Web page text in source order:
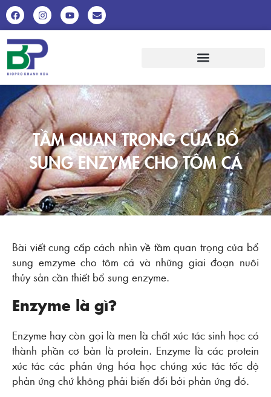
TẦM QUAN TRỌNG CỦA BỔ
SUNG ENZYME CHO TÔM CÁ
Bài viết cung cấp cách nhìn về tầm quan trọng của bổ
sung emzyme cho tôm cá và những giai đoạn nuôi
thủy sản cần thiết bổ sung enzyme.
Enzyme là gì?
Enzyme hay còn gọi là men là chất xúc tác sinh học có
thành phần cơ bản là protein. Enzyme là các protein
xúc tác các phản ứng hóa học chúng xúc tác tốc độ
phản ứng chứ không phải biến đổi bởi phản ứng đó.